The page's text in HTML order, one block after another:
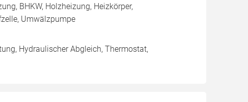
BHKW, Holzheizung, Heizkörper,
Umwälzpumpe
Hydraulischer Abgleich, Thermostat,